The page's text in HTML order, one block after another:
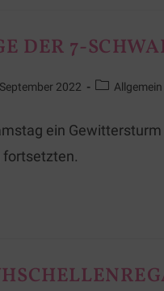
DER 7-
2022 Allgemein
ein
fortsetzten.